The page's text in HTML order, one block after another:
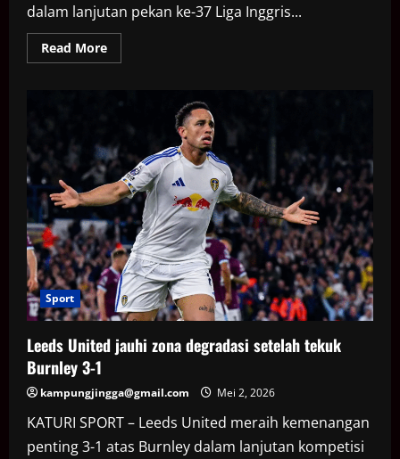
dalam lanjutan pekan ke-37 Liga Inggris...
Read MoreRead
more
Kai
bawa
Arsenal
tumbangkan
Burnley
1-
0
Sport
Leeds United jauhi zona degradasi setelah tekuk
Burnley 3-1
kampungjingga@gmail.com Mei 2, 2026
KATURI SPORT – Leeds United meraih kemenangan
penting 3-1 atas Burnley dalam lanjutan kompetisi